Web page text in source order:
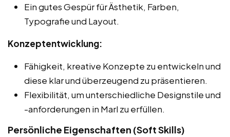
Ein gutes Gespür für Ästhetik, Farben,
Typografie und Layout.
Konzeptentwicklung:
Fähigkeit, kreative Konzepte zu entwickeln und
diese klar und überzeugend zu präsentieren.
Flexibilität, um unterschiedliche Designstile und
-anforderungen in Marl zu erfüllen.
Persönliche Eigenschaften (Soft Skills)